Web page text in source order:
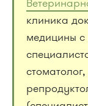
клиника
медицины